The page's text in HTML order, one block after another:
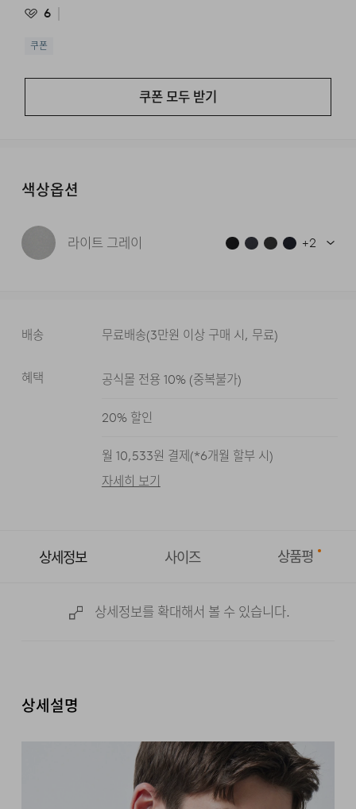
6
쿠폰
쿠폰 모두 받기
색상옵션
라이트 그레이 +2
블랙
배송 무료배송(3만원 이상 구매 시, 무료)
혜택 공식몰 전용 10%(중복불가)
20% 할인
월 10,533원 결제(*6개월 할부 시)
자세히 보기
상세정보 사이즈 상품평
상세정보를 확대해서 볼 수 있습니다.
상세설명